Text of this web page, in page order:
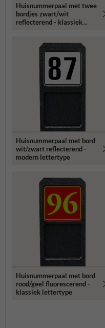
Huisnummerpaal met twee
bordjes zwart/wit
reflecterend - klassiek
Huisnummerpaal met bord
wit/zwart reflecterend -
modern lettertype
Huisnummerpaal met bord
rood/geel fluorescerend -
klassiek lettertype